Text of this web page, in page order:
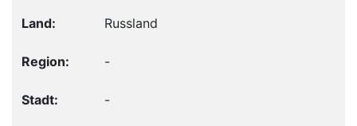
Russland
-
-